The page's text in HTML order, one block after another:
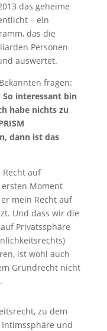
das geheime
– ein
das die
Personen
auswertet.
fragen:
So interessant bin
habe nichts zu
dann ist das
Recht auf
Moment
mein Recht auf
Und dass wir die
Privatssphäre
ist wohl auch
Grundrecht nicht
zu dem
und